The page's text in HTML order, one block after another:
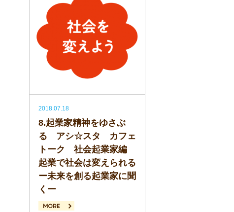
2018.07.18
8.起業家精神をゆさぶ
る アシ☆スタ カフェ
トーク 社会起業家編
起業で社会は変えられる
ー未来を創る起業家に聞
くー